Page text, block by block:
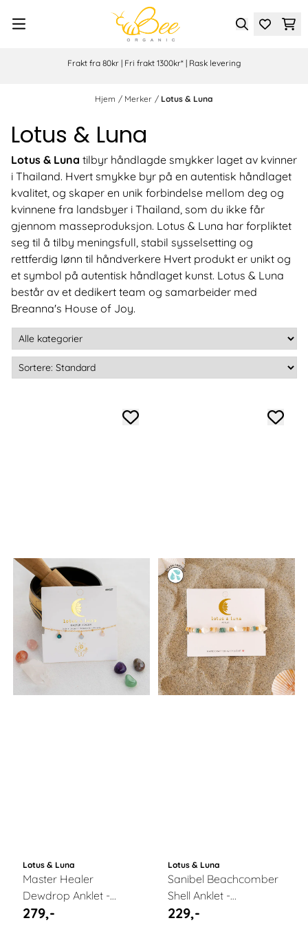
Frakt fra 80kr | Fri frakt 1300kr* | Rask levering
Hjem / Merker / Lotus & Luna
Lotus & Luna
Lotus & Luna tilbyr håndlagde smykker laget av kvinner
i Thailand. Hvert smykke byr på en autentisk håndlaget
kvalitet, og skaper en unik forbindelse mellom deg og
kvinnene fra landsbyer i Thailand, som du ikke får
gjennom masseproduksjon. Lotus & Luna har forpliktet
seg til å tilby meningsfull, stabil sysselsetting og
rettferdig lønn til håndverkere Hvert produkt er unikt og
et symbol på autentisk håndlaget kunst. Lotus & Luna
består av et dedikert team og samarbeider med
Breanna's House of Joy.
Lotus & Luna
Master Healer
Dewdrop Anklet -
ankelsmykke med
279,-
Lotus & Luna
Sanibel Beachcomber
Shell Anklet -
ankelsmykke / Lotus &
229,-